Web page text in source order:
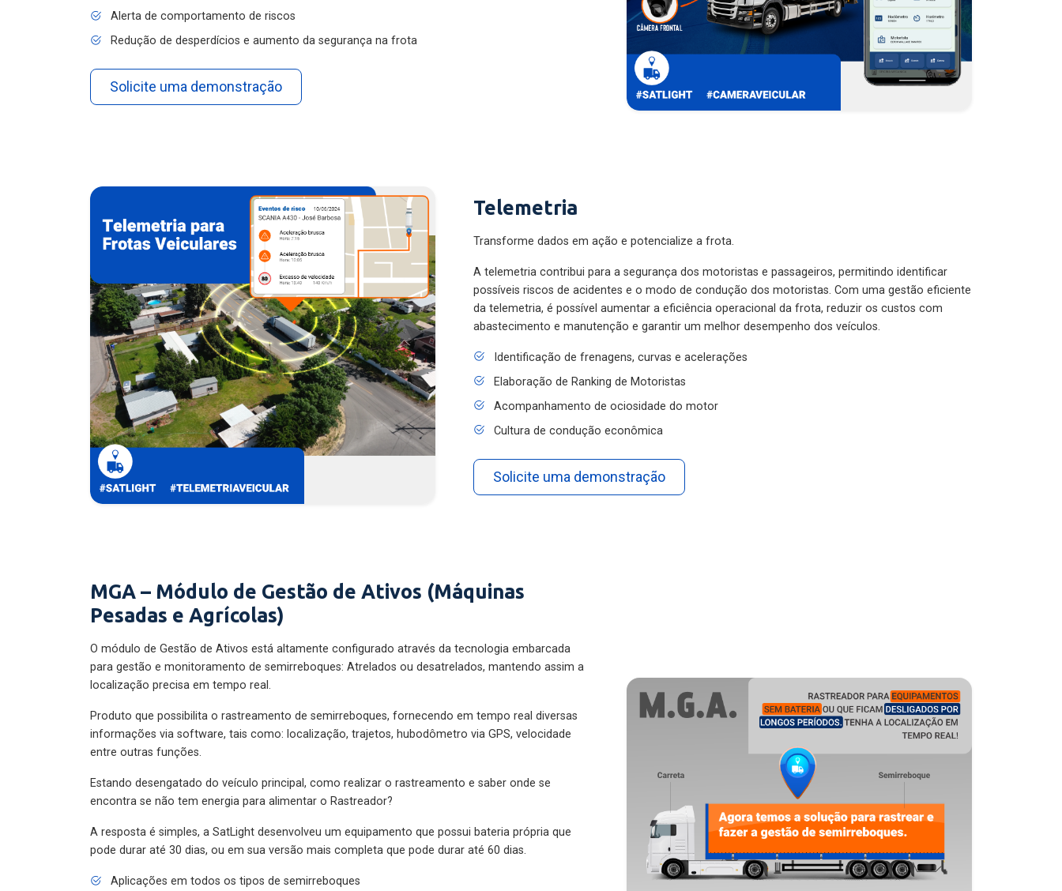
Alerta de comportamento de riscos
Redução de desperdícios e aumento da segurança na frota
Solicite uma demonstração
Telemetria
Transforme dados em ação e potencialize a frota.
A telemetria contribui para a segurança dos motoristas e passageiros, permitindo identificar
possíveis riscos de acidentes e o modo de condução dos motoristas. Com uma gestão eficiente
da telemetria, é possível aumentar a eficiência operacional da frota, reduzir os custos com
abastecimento e manutenção e garantir um melhor desempenho dos veículos.
Identificação de frenagens, curvas e acelerações
Elaboração de Ranking de Motoristas
Acompanhamento de ociosidade do motor
Cultura de condução econômica
Solicite uma demonstração
MGA – Módulo de Gestão de Ativos (Máquinas
Pesadas e Agrícolas)
O módulo de Gestão de Ativos está altamente configurado através da tecnologia embarcada
para gestão e monitoramento de semirreboques: Atrelados ou desatrelados, mantendo assim a
localização precisa em tempo real.
Produto que possibilita o rastreamento de semirreboques, fornecendo em tempo real diversas
informações via software, tais como: localização, trajetos, hubodômetro via GPS, velocidade
entre outras funções.
Estando desengatado do veículo principal, como realizar o rastreamento e saber onde se
encontra se não tem energia para alimentar o Rastreador?
A resposta é simples, a SatLight desenvolveu um equipamento que possui bateria própria que
pode durar até 30 dias, ou em sua versão mais completa que pode durar até 60 dias.
Aplicações em todos os tipos de semirreboques